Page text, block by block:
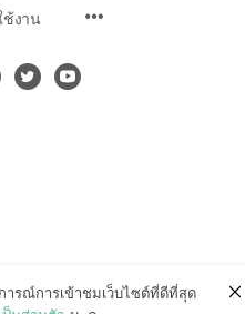
ช้งาน
ารณ์การเข้าชมเว็บไซต์ที่ดีที่สุด